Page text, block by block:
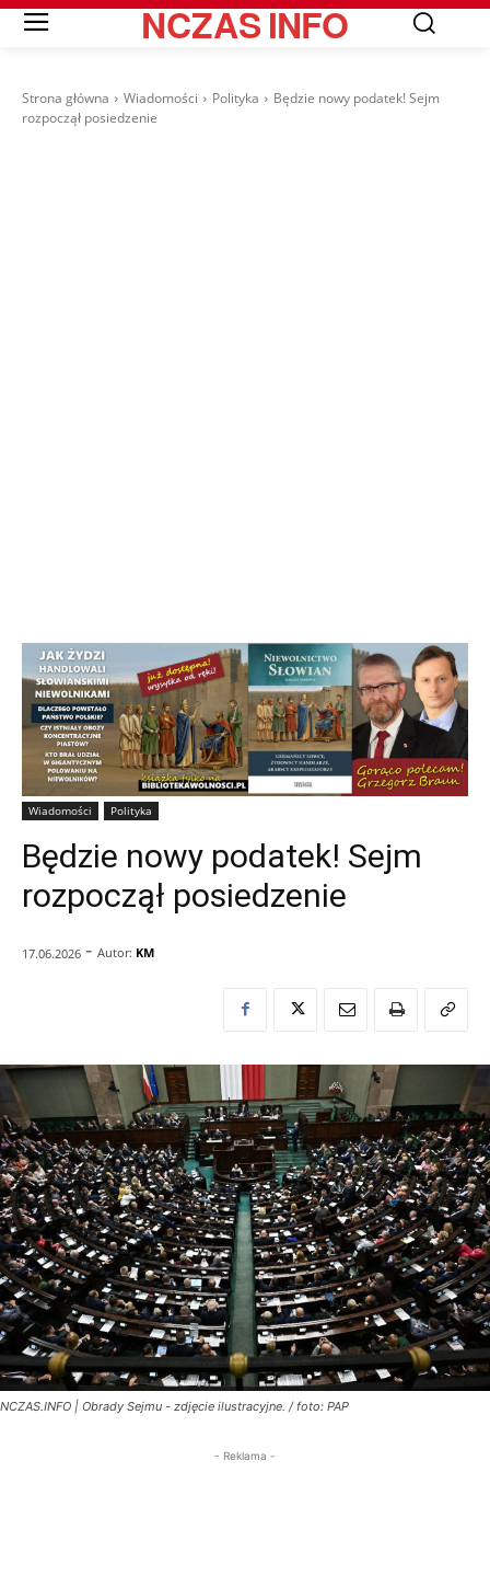
NCZASINFO
Strona główna Wiadomości Polityka
Będzie nowy podatek! Sejm
rozpoczął posiedzenie
Wiadomości Polityka
Będzie nowy podatek! Sejm
rozpoczął posiedzenie
17.06.2026 - Autor: KM
NCZAS.INFO | Obrady Sejmu - zdjęcie ilustracyjne. / foto: PAP
- Reklama -